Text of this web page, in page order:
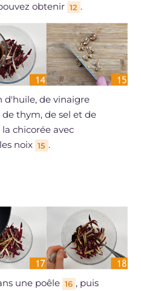
obtenir 12 .
d'huile, de vinaigre
thym, de sel et de
la chicorée avec
noix 15 .
une poêle 16 , puis